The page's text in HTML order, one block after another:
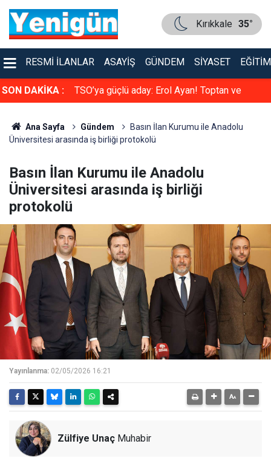
Kırıkkale 35°
RESMI İLANLAR ASAYIŞ GÜNDEM SIYASET EĞITIM
SON DAKİKA :
çarpıştı TSO’ya güçlü aday: Erol Ayan! Toptan ve
Ana Sayfa Gündem
Basın İlan Kurumu ile Anadolu
Üniversitesi arasında iş birliği protokolü
Basın İlan Kurumu ile Anadolu
Üniversitesi arasında iş birliği
protokolü
Yayınlanma: 02/05/2026 16:21
Zülfiye Unaç Muhabir